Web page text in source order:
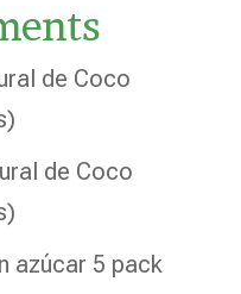
de Coco
de Coco
azúcar 5 pack